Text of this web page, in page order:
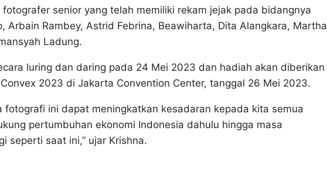
senior yang telah memiliki rekam jejak pada bidangnya
Arbain Rambey, Astrid Febrina, Beawiharta, Dita Alangkara, Martha
Ladung.
luring dan daring pada 24 Mei 2023 dan hadiah akan diberikan
2023 di Jakarta Convention Center, tanggal 26 Mei 2023.
ini dapat meningkatkan kesadaran kepada kita semua
pertumbuhan ekonomi Indonesia dahulu hingga masa
seperti saat ini,” ujar Krishna.